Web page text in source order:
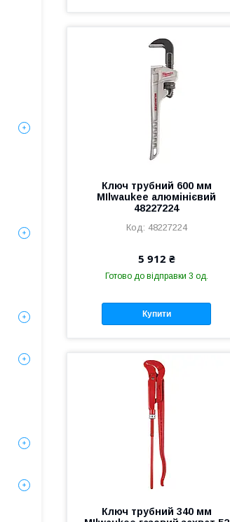
Ключ трубний 600 мм
MIlwaukee алюмінієвий
48227224
48227224
5 912 ₴
Готово до відправки 3 од.
Купити
Ключ трубний 340 мм